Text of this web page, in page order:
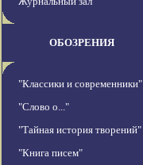
ОБОЗРЕНИЯ
"Классики и современники"
"Слово о..."
"Тайная история творений"
"Книга писем"